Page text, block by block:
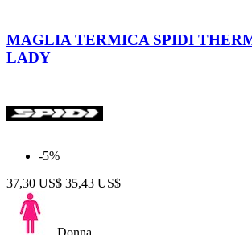
Antracite
MAGLIA TERMICA SPIDI
LADY
-5%
37,30 US$ 35,43 US$